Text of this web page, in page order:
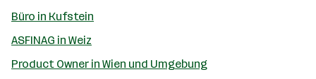
Büro in Kufstein
ASFINAG in Weiz
Product Owner in Wien und Umgebung